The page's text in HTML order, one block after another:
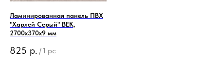
Ламинированная панель ПВХ
"Харлей Серый" ВЕК,
2700x370x9 мм
825 р. / 1 pc